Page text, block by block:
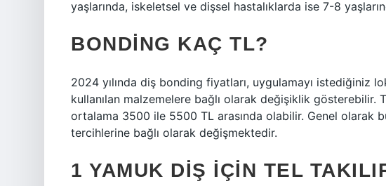
yaşlarında, iskeletsel ve dişsel hastalıklarda ise 7-8
BONDING KAÇ TL?
2024 yılında diş bonding fiyatları, uygulamayı istediğiniz
kullanılan malzemelere bağlı olarak değişiklik gösterebilir.
ortalama 3500 ile 5500 TL arasında olabilir. Genel olarak
tercihlerine bağlı olarak değişmektedir.
1 YAMUK DIŞ IÇIN TEL